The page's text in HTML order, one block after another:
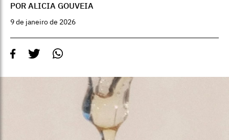
POR ALICIA GOUVEIA
9 de janeiro de 2026